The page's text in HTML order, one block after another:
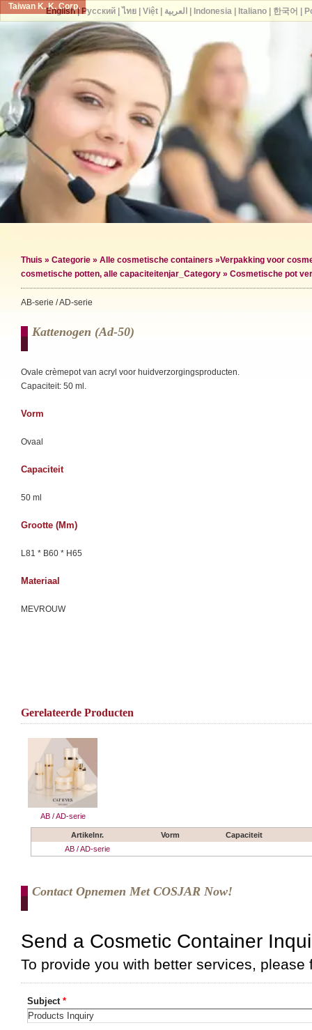
Taiwan K. K. Corp.
Thuis » Categorie » Alle cosmetische containers »Verpakking voor
cosmetische potten, alle capaciteitenjar_Category » Cosmetische pot
AB-serie / AD-serie
Kattenogen (ad-50)
Ovale crèmepot van acryl voor huidverzorgingsproducten.
Capaciteit: 50 ml.
Vorm
Ovaal
Capaciteit
50 ml
Grootte (mm)
L81 * B60 * H65
Materiaal
MEVROUW
Gerelateerde Producten
AB / AD-serie
Artikelnr. Vorm
Capaciteit
AB / AD-serie
Contact Opnemen Met COSJAR Now!
English| Русский| ไทย| Việt| العربية Indonesia| Italiano| 한국어